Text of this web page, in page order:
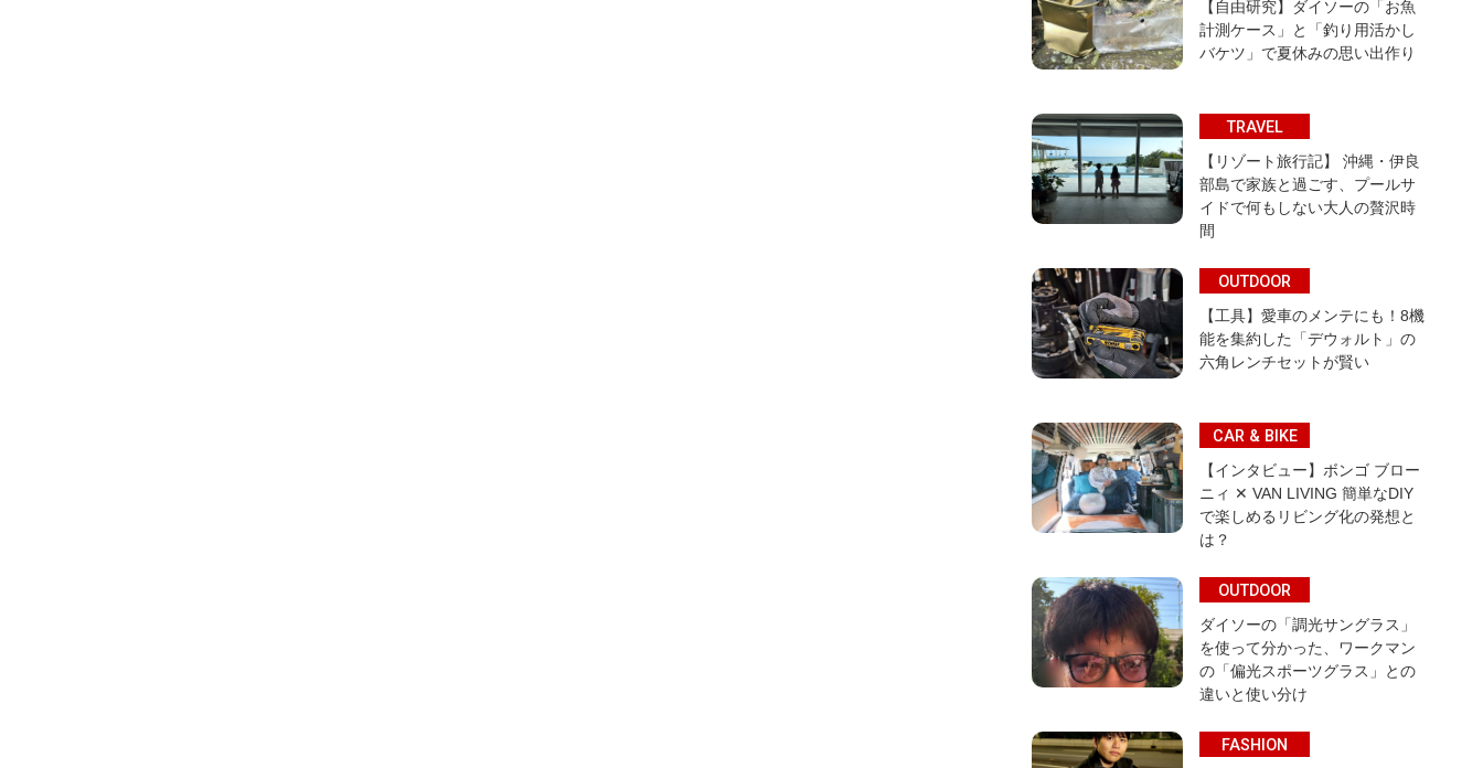
【自由研究】ダイソーの「お魚
計測ケース」と「釣り用活かし
バケツ」で夏休みの思い出作り
TRAVEL
【リゾート旅行記】 沖縄・伊良
部島で家族と過ごす、プールサ
イドで何もしない大人の贅沢時
間
OUTDOOR
【工具】愛車のメンテにも！8機
能を集約した「デウォルト」の
六角レンチセットが賢い
CAR & BIKE
【インタビュー】ボンゴ ブロー
ニィ ✕ VAN LIVING 簡単なDIY
で楽しめるリビング化の発想と
は？
OUTDOOR
ダイソーの「調光サングラス」
を使って分かった、ワークマン
の「偏光スポーツグラス」との
違いと使い分け
FASHION